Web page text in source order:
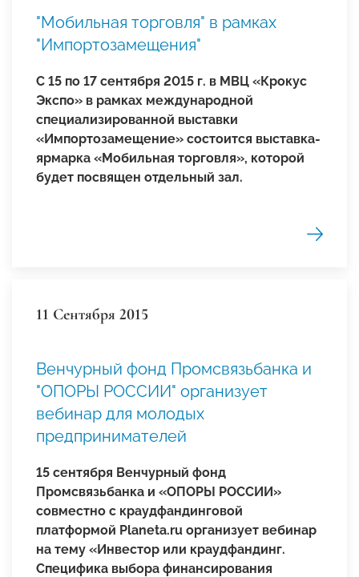
"Мобильная торговля" в рамках
"Импортозамещения"
С 15 по 17 сентября 2015 г. в МВЦ «Крокус
Экспо» в рамках международной
специализированной выставки
«Импортозамещение» состоится выставка-
ярмарка «Мобильная торговля», которой
будет посвящен отдельный зал.
11 Сентября 2015
Венчурный фонд Промсвязьбанка и
"ОПОРЫ РОССИИ" организует
вебинар для молодых
предпринимателей
15 сентября Венчурный фонд
Промсвязьбанка и «ОПОРЫ РОССИИ»
совместно с краудфандинговой
платформой Planeta.ru организует вебинар
на тему «Инвестор или краудфандинг.
Специфика выбора финансирования